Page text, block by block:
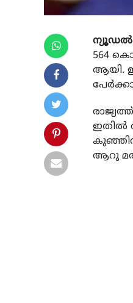
564
ആയി.
ഇതില്‍
കുഞ്ഞിന്
ആറു